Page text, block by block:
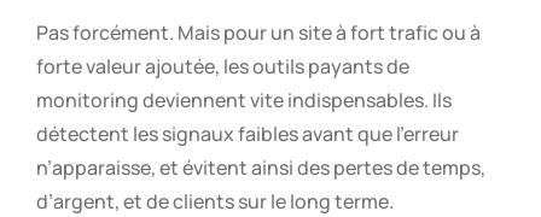
Pas forcément. Mais pour un site à fort trafic ou à
forte valeur ajoutée, les outils payants de
monitoring deviennent vite indispensables. Ils
détectent les signaux faibles avant que l’erreur
n’apparaisse, et évitent ainsi des pertes de temps,
d’argent, et de clients sur le long terme.